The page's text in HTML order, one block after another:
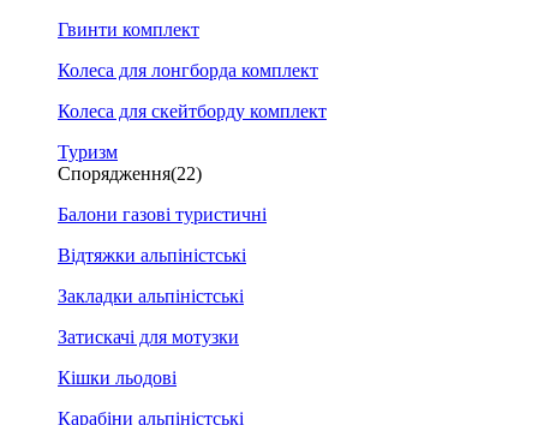
Гвинти комплект
Колеса для лонгборда комплект
Колеса для скейтборду комплект
Туризм
Спорядження(22)
Балони газові туристичні
Відтяжки альпіністські
Закладки альпіністські
Затискачі для мотузки
Кішки льодові
Карабіни альпіністські